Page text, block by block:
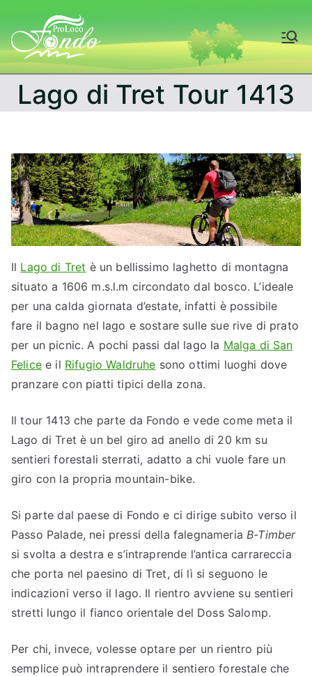
contenuto
Fondo – Val di
Non
Lago di Tret Tour 1413
Il Lago di Tret è un bellissimo laghetto di montagna
situato a 1606 m.s.l.m circondato dal bosco. L’ideale
per una calda giornata d’estate, infatti è possibile
fare il bagno nel lago e sostare sulle sue rive di prato
per un picnic. A pochi passi dal lago la Malga di San
Felicee il Rifugio Waldruhe sono ottimi luoghi dove
pranzare con piatti tipici della zona.
Il tour 1413 che parte da Fondo e vede come meta il
Lago di Tret è un bel giro ad anello di 20 km su
sentieri forestali sterrati, adatto a chi vuole fare un
giro con la propria mountain-bike.
Si parte dal paese di Fondo e ci dirige subito verso il
Passo Palade, nei pressi della falegnameria B-Timber
si svolta a destra e s’intraprende l’antica carrareccia
che porta nel paesino di Tret, di lì si seguono le
indicazioni verso il lago. Il rientro avviene su sentieri
stretti lungo il fianco orientale del Doss Salomp.
Per chi, invece, volesse optare per un rientro più
semplice può intraprendere il sentiero forestale che